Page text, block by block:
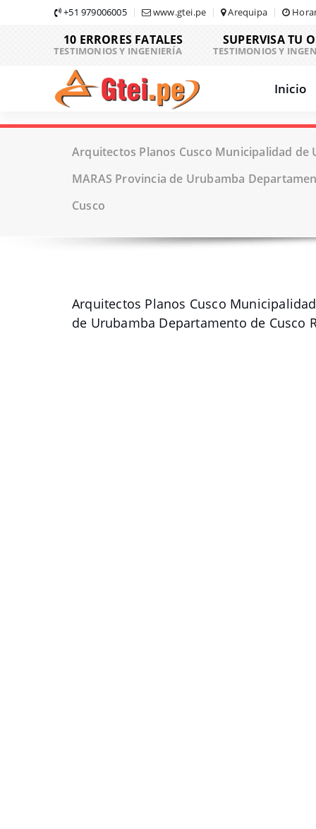
+51 979006005 www.gtei.pe Arequipa
10 ERRORES FATALES
TESTIMONIOS Y INGENIERÍA
SUPERVISA TU
TESTIMONIOS Y
Inicio
Arquitectos Planos Cusco Municipalidad
MARAS Provincia de Urubamba
Cusco
Arquitectos Planos Cusco
de Urubamba Departamento de Cusco